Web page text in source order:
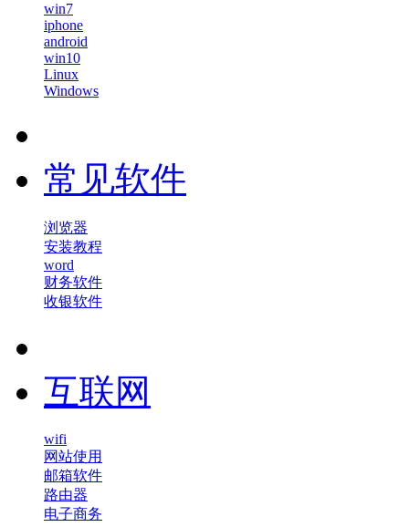
win7
iphone
android
win10
Linux
Windows
常见软件
浏览器
安装教程
word
财务软件
收银软件
互联网
wifi
网站使用
邮箱软件
路由器
电子商务